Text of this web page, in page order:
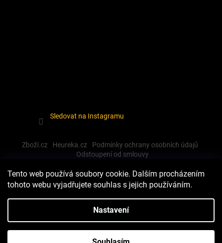
Tento web používá soubory cookie. Dalším procházením
tohoto webu vyjadřujete souhlas s jejich používáním.
Nastavení
Sledovat na Instagramu
Zboží.cz Heureka.cz
Podmínky ochrany osobních údajů
Odstoupení od smlouvy